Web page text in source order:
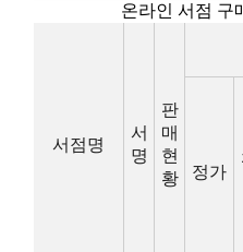
온라인 서점 구
서점명
서
명
판
매
현
황
정가